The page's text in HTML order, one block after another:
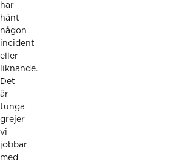
har
hänt
någon
incident
eller
liknande.
Det
är
tunga
grejer
vi
jobbar
med